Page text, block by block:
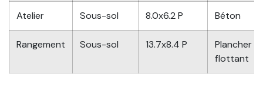
Atelier Sous-sol 8.0x6.2 P Béton
Rangement Sous-sol 13.7x8.4 P
Plancher
flottant